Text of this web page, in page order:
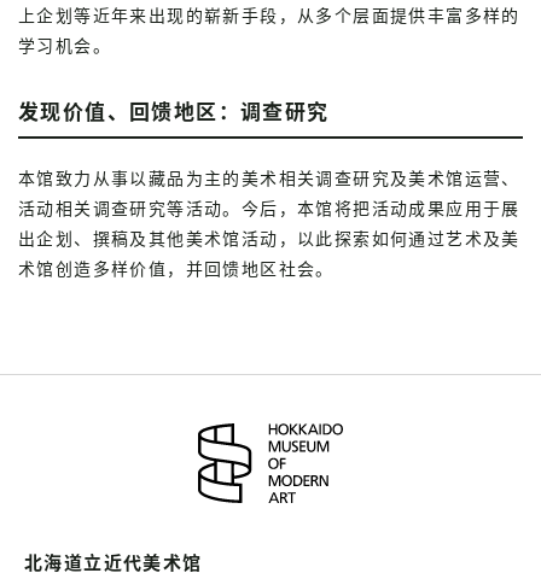
上企划等近年来出现的崭新手段，从多个层面提供丰富多样的
学习机会。
发现价值、回馈地区：调查研究
本馆致力从事以藏品为主的美术相关调查研究及美术馆运营、
活动相关调查研究等活动。今后，本馆将把活动成果应用于展
出企划、撰稿及其他美术馆活动，以此探索如何通过艺术及美
术馆创造多样价值，并回馈地区社会。
北海道立近代美术馆